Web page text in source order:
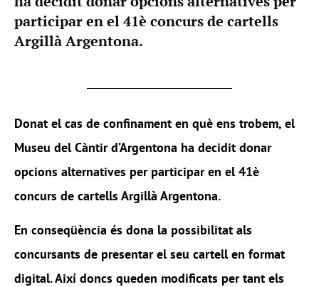
participar en el 41è concurs de cartells
Argillà Argentona.
Donat el cas de confinament en què ens trobem, el
Museu del Càntir d’Argentona ha decidit donar
opcions alternatives per participar en el 41è
concurs de cartells Argillà Argentona.
En conseqüència és dona la possibilitat als
concursants de presentar el seu cartell en format
digital. Així doncs queden modificats per tant els